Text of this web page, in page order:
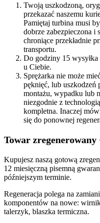
Twoją uszkodzoną,
przekazać naszemu
Pamiętaj turbina musi
dobrze zabezpieczona i
chroniące przekładnie
transportu.
Do godziny 15 wysyłka
u Ciebie.
Sprężarka nie może
pęknięć, lub uszkodzeń
montażu, wypadku lub
niezgodnie z
kompletna. Inaczej
się do ponownej
Towar zregenerowany
Kupujesz naszą gotową
12 miesięczną pisemną
późniejszym terminie.
Regeneracja polega na
komponentów na nowe:
talerzyk, blaszka termiczna.